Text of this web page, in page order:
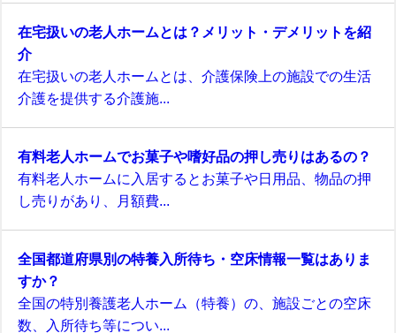
在宅扱いの老人ホームとは？メリット・デメリットを紹
介
在宅扱いの老人ホームとは、介護保険上の施設での生活
介護を提供する介護施...
有料老人ホームでお菓子や嗜好品の押し売りはあるの？
有料老人ホームに入居するとお菓子や日用品、物品の押
し売りがあり、月額費...
全国都道府県別の特養入所待ち・空床情報一覧はありま
すか？
全国の特別養護老人ホーム（特養）の、施設ごとの空床
数、入所待ち等につい...